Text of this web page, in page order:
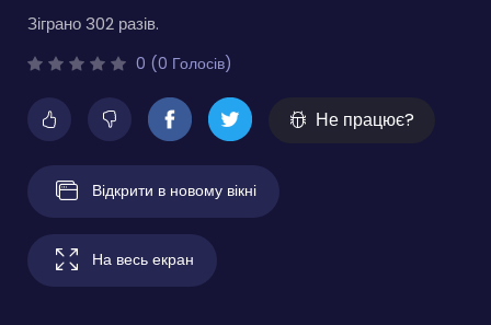
Зіграно 302 разів.
0 (0 Голосів)
Не працює?
Відкрити в новому вікні
На весь екран